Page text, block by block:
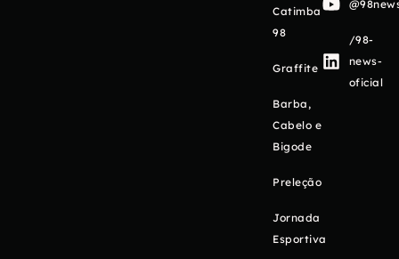
Catimba
98
Graffite
Barba,
Cabelo e
Bigode
Preleção
Jornada
Esportiva
/98-
news-
oficial